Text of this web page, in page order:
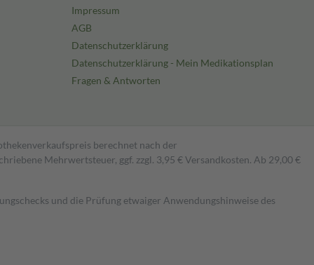
Impressum
AGB
Datenschutzerklärung
Datenschutzerklärung - Mein Medikationsplan
Fragen & Antworten
berechnet nach der
Mehrwertsteuer, ggf. zzgl. 3,95 € Versandkosten. Ab 29,00 €
und die Prüfung etwaiger Anwendungshinweise des